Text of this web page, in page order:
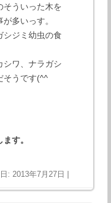
そういった木を
多いっす。
シジミ幼虫の食
シワ、ナラガシ
そうです(^^
す。
: 2013年7月27日